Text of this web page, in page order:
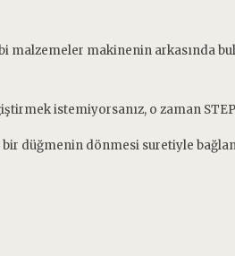
malzemeler makinenin arkasında
istemiyorsanız, o zaman
düğmenin dönmesi suretiyle